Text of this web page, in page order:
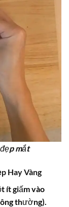
mắt
Hay Vàng
ít giấm vào
thường).